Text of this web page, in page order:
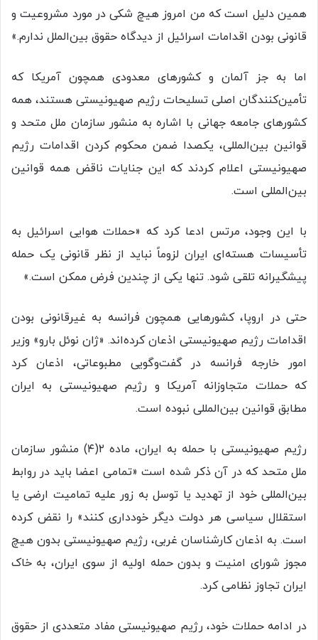
همین دلیل است که من امروز هیچ شکی در مورد مشروعیت و
قانونی بودن اقدامات اسرائیل از دیدگاه حقوق بین‌الملل ندارم.»
اما به جز آلمان و کشورهای معدودی همچون آمریکا که
تأمین‌کنندگان اصلی تسلیحات رژیم صهیونیستی هستند، همه
کشورهای جامعه جهانی با اشاره به منشور سازمان ملل متحد و
قوانین بین‌المللی، یکصدا ضمن محکوم کردن اقدامات رژیم
صهیونیستی اعلام کردند که این جنایات ناقض همه قوانین
بین‌المللی است.
با این وجود، مرتس ادعا کرد که «حملات هوایی اسرائیل به
تأسیسات هسته‌ای ایران لزوماً نباید از نظر قانونی یک حمله
پیشگیرانه تلقی شود. تنها یکی از چندین فرض ممکن است.»
حتی در اروپا، کشورهایی همچون فرانسه به غیرقانونی بودن
اقدامات رژیم صهیونیستی اذعان کرده‌اند. «ژان نوئل بارو» وزیر
امور خارجه فرانسه در گفت‌وگویی مطبوعاتی، اذعان کرد
که حملات متجاوزانه آمریکا و رژیم صهیونیستی به ایران
مطابق قوانین بین‌المللی نبوده است.
رژیم صهیونیستی با حمله به ایران، ماده ۲(۴) منشور سازمان
ملل متحد که در آن ذکر شده است «تمامی اعضا باید در روابط
بین‌المللی خود از تهدید یا توسل به زور علیه تمامیت ارضی یا
استقلال سیاسی هر دولت دیگر خودداری کنند» را نقض کرده
است. به اذعان کارشناسان غربی، رژیم صهیونیستی بدون هیچ
مجوز شورای امنیت و بدون حمله اولیه از سوی ایران، به خاک
ایران تجاوز نظامی کرد.
در ادامه حملات خود، رژیم صهیونیستی مفاد متعددی از حقوق